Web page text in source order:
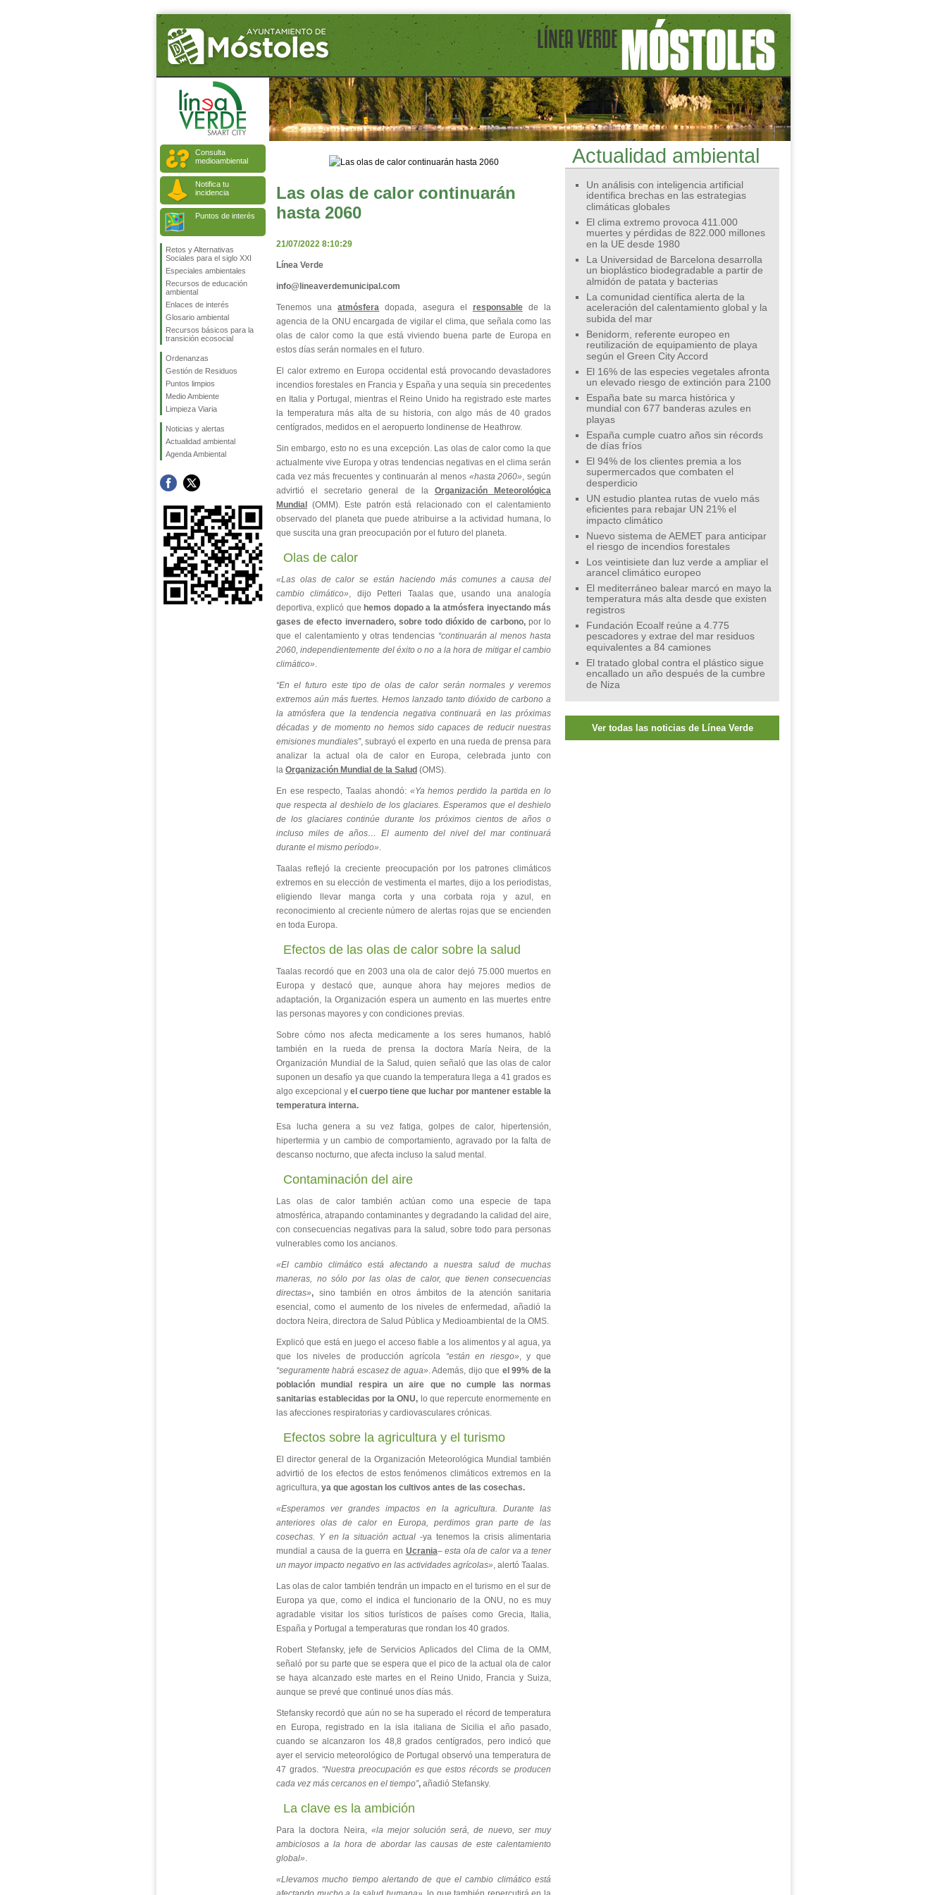
Consulta
medioambiental
Notifica tu
incidencia
Puntos de interés
Retos y Alternativas
Sociales para el siglo XXI
Especiales ambientales
Recursos de educación
ambiental
Enlaces de interés
Glosario ambiental
Recursos básicos para la
transición ecosocial
Ordenanzas
Gestión de Residuos
Puntos limpios
Medio Ambiente
Limpieza Viaria
Noticias y alertas
Actualidad ambiental
Agenda Ambiental
Las olas de calor continuarán
hasta 2060
21/07/2022 8:10:29
Línea Verde
info@lineaverdemunicipal.com
Tenemos unaatmósfera dopada, asegura el responsablede la
agencia de la ONU encargada de vigilar el clima, que señala como las
olas de calor como la que está viviendo buena parte de Europa en
estos días serán normales en el futuro.
El calor extremo en Europa occidental está provocando devastadores
incendios forestales en Francia y España y una sequía sin precedentes
en Italia y Portugal, mientras el Reino Unido ha registrado este martes
la temperatura más alta de su historia, con algo más de 40 grados
centígrados, medidos en el aeropuerto londinense de Heathrow.
Sin embargo, esto no es una excepción. Las olas de calor como la que
actualmente vive Europa y otras tendencias negativas en el clima serán
cada vez más frecuentes y continuarán al menos «hasta 2060», según
advirtió el secretario general de la Organización Meteorológica
Mundial
(OMM). Este patrón está relacionado con el calentamiento
observado del planeta que puede atribuirse a la actividad humana, lo
que suscita una gran preocupación por el futuro del planeta.
Olas de calor
«Las olas de calor se están haciendo más comunes a causa del
cambio climático», dijo Petteri Taalas que, usando una analogía
deportiva, explicó que hemos dopado a la atmósfera inyectando más
gases de efecto invernadero, sobre todo dióxido de carbono,por lo
que el calentamiento y otras tendencias “continuarán al menos hasta
2060, independientemente del éxito o no a la hora de mitigar el cambio
climático».
“En el futuro este tipo de olas de calor serán normales y veremos
extremos aún más fuertes. Hemos lanzado tanto dióxido de carbono a
la atmósfera que la tendencia negativa continuará en las próximas
décadas y de momento no hemos sido capaces de reducir nuestras
emisiones mundiales”, subrayó el experto en una rueda de prensa para
analizar la actual ola de calor en Europa, celebrada junto con
la Organización Mundial de la Salud (OMS).
En ese respecto, Taalas ahondó: «Ya hemos perdido la partida en lo
que respecta al deshielo de los glaciares. Esperamos que el deshielo
de los glaciares continúe durante los próximos cientos de años o
incluso miles de años… El aumento del nivel del mar continuará
durante el mismo período».
Taalas reflejó la creciente preocupación por los patrones climáticos
extremos en su elección de vestimenta el martes, dijo a los periodistas,
eligiendo llevar manga corta y una corbata roja y azul, en
reconocimiento al creciente número de alertas rojas que se encienden
en toda Europa.
Efectos de las olas de calor sobre la salud
Taalas recordó que en 2003 una ola de calor dejó 75.000 muertos en
Europa y destacó que, aunque ahora hay mejores medios de
adaptación, la Organización espera un aumento en las muertes entre
las personas mayores y con condiciones previas.
Sobre cómo nos afecta medicamente a los seres humanos, habló
también en la rueda de prensa la doctora María Neira, de la
Organización Mundial de la Salud, quien señaló que las olas de calor
suponen un desafío ya que cuando la temperatura llega a 41 grados es
algo excepcional y el cuerpo tiene que luchar por mantener estable la
temperatura interna.
Esa lucha genera a su vez fatiga, golpes de calor, hipertensión,
hipertermia y un cambio de comportamiento, agravado por la falta de
descanso nocturno, que afecta incluso la salud mental.
Contaminación del aire
Las olas de calor también actúan como una especie de tapa
atmosférica, atrapando contaminantes y degradando la calidad del aire,
con consecuencias negativas para la salud, sobre todo para personas
vulnerables como los ancianos.
«El cambio climático está afectando a nuestra salud de muchas
maneras, no sólo por las olas de calor, que tienen consecuencias
directas», sino también en otros ámbitos de la atención sanitaria
esencial, como el aumento de los niveles de enfermedad, añadió la
doctora Neira, directora de Salud Pública y Medioambiental de la OMS.
Explicó que está en juego el acceso fiable a los alimentos y al agua, ya
que los niveles de producción agrícola “están en riesgo», y que
“seguramente habrá escasez de agua». Además, dijo que el 99% de la
población mundial respira un aire que no cumple las normas
sanitarias establecidas por la ONU, lo que repercute enormemente en
las afecciones respiratorias y cardiovasculares crónicas.
Efectos sobre la agricultura y el turismo
El director general de la Organización Meteorológica Mundial también
advirtió de los efectos de estos fenómenos climáticos extremos en la
agricultura, ya que agostan los cultivos antes de las cosechas.
«Esperamos ver grandes impactos en la agricultura. Durante las
anteriores olas de calor en Europa, perdimos gran parte de las
cosechas. Y en la situación actual -ya tenemos la crisis alimentaria
mundial a causa de la guerra en Ucrania–esta ola de calor va a tener
un mayor impacto negativo en las actividades agrícolas», alertó Taalas.
Las olas de calor también tendrán un impacto en el turismo en el sur de
Europa ya que, como el indica el funcionario de la ONU, no es muy
agradable visitar los sitios turísticos de países como Grecia, Italia,
España y Portugal a temperaturas que rondan los 40 grados.
Robert Stefansky, jefe de Servicios Aplicados del Clima de la OMM,
señaló por su parte que se espera que el pico de la actual ola de calor
se haya alcanzado este martes en el Reino Unido, Francia y Suiza,
aunque se prevé que continué unos días más.
Stefansky recordó que aún no se ha superado el récord de temperatura
en Europa, registrado en la isla italiana de Sicilia el año pasado,
cuando se alcanzaron los 48,8 grados centígrados, pero indicó que
ayer el servicio meteorológico de Portugal observó una temperatura de
47 grados. “Nuestra preocupación es que estos récords se producen
cada vez más cercanos en el tiempo”, añadió Stefansky.
La clave es la ambición
Para la doctora Neira, «la mejor solución será, de nuevo, ser muy
ambiciosos a la hora de abordar las causas de este calentamiento
global».
«Llevamos mucho tiempo alertando de que el cambio climático está
Actualidad ambiental
Un análisis con inteligencia artificial
identifica brechas en las estrategias
climáticas globales
El clima extremo provoca 411.000
muertes y pérdidas de 822.000 millones
en la UE desde 1980
La Universidad de Barcelona desarrolla
un bioplástico biodegradable a partir de
almidón de patata y bacterias
La comunidad científica alerta de la
aceleración del calentamiento global y la
subida del mar
Benidorm, referente europeo en
reutilización de equipamiento de playa
según el Green City Accord
El 16% de las especies vegetales afronta
un elevado riesgo de extinción para 2100
España bate su marca histórica y
mundial con 677 banderas azules en
playas
España cumple cuatro años sin récords
de días fríos
El 94% de los clientes premia a los
supermercados que combaten el
desperdicio
UN estudio plantea rutas de vuelo más
eficientes para rebajar UN 21% el
impacto climático
Nuevo sistema de AEMET para anticipar
el riesgo de incendios forestales
Los veintisiete dan luz verde a ampliar el
arancel climático europeo
El mediterráneo balear marcó en mayo la
temperatura más alta desde que existen
registros
Fundación Ecoalf reúne a 4.775
pescadores y extrae del mar residuos
equivalentes a 84 camiones
El tratado global contra el plástico sigue
encallado un año después de la cumbre
de Niza
Ver todas las noticias de Línea Verde